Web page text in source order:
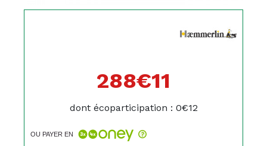
288€11
dont écoparticipation : 0€12
OU PAYER EN